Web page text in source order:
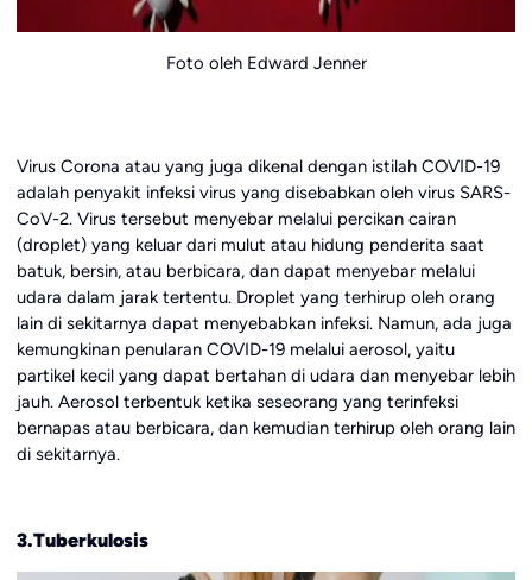
Foto oleh Edward Jenner
Virus Corona atau yang juga dikenal dengan istilah COVID-19
adalah penyakit infeksi virus yang disebabkan oleh virus SARS-
CoV-2. Virus tersebut menyebar melalui percikan cairan
(droplet) yang keluar dari mulut atau hidung penderita saat
batuk, bersin, atau berbicara, dan dapat menyebar melalui
udara dalam jarak tertentu. Droplet yang terhirup oleh orang
lain di sekitarnya dapat menyebabkan infeksi. Namun, ada juga
kemungkinan penularan COVID-19 melalui aerosol, yaitu
partikel kecil yang dapat bertahan di udara dan menyebar lebih
jauh. Aerosol terbentuk ketika seseorang yang terinfeksi
bernapas atau berbicara, dan kemudian terhirup oleh orang lain
di sekitarnya.
3.Tuberkulosis